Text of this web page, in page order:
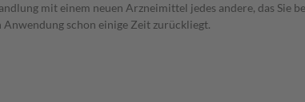
mit einem neuen Arzneimittel jedes andere, das Sie
schon einige Zeit zurückliegt.